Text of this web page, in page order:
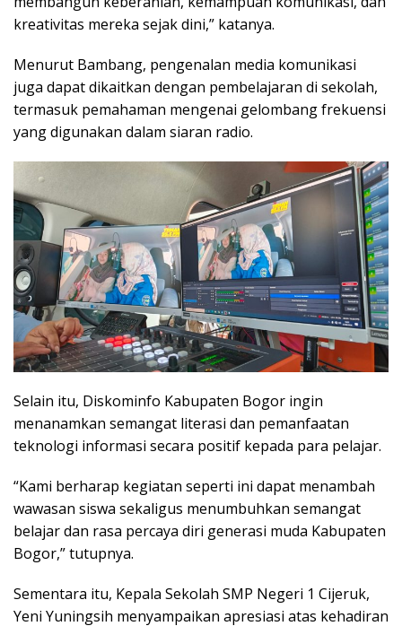
kreativitas mereka sejak dini,” katanya.
Menurut Bambang, pengenalan media komunikasi
juga dapat dikaitkan dengan pembelajaran di sekolah,
termasuk pemahaman mengenai gelombang frekuensi
yang digunakan dalam siaran radio.
Selain itu, Diskominfo Kabupaten Bogor ingin
menanamkan semangat literasi dan pemanfaatan
teknologi informasi secara positif kepada para pelajar.
“Kami berharap kegiatan seperti ini dapat menambah
wawasan siswa sekaligus menumbuhkan semangat
belajar dan rasa percaya diri generasi muda Kabupaten
Bogor,” tutupnya.
Sementara itu, Kepala Sekolah SMP Negeri 1 Cijeruk,
Yeni Yuningsih menyampaikan apresiasi atas kehadiran